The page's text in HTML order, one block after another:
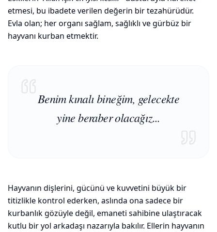
etmesi, bu ibadete verilen değerin bir tezahürüdür.
Evla olan; her organı sağlam, sağlıklı ve gürbüz bir
hayvanı kurban etmektir.
Benim kınalı bineğim, gelecekte
yine beraber olacağız...
Hayvanın dişlerini, gücünü ve kuvvetini büyük bir
titizlikle kontrol ederken, aslında ona sadece bir
kurbanlık gözüyle değil, emaneti sahibine ulaştıracak
kutlu bir yol arkadaşı nazarıyla bakılır. Ellerin hayvanın